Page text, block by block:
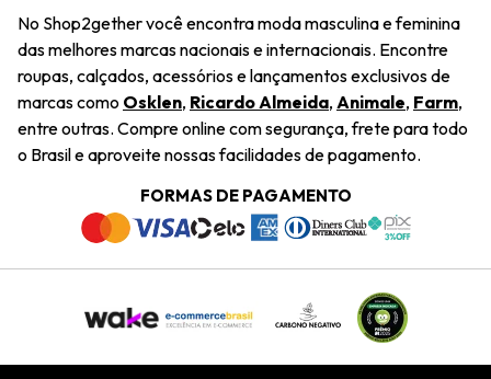
Saiu na Mídia
Sustentabilidade
Navegando
Termos e Condições
Trabalhe Conosco
Regulamento e Promoções
Wishlist
Troca Fácil
Restituição de Pagamento
Dúvidas Frequentes
Termos e Condições
Política de Privacidade
No Shop2gether você encontra moda masculina e feminina
das melhores marcas nacionais e internacionais. Encontre
roupas, calçados, acessórios e lançamentos exclusivos de
marcas como Osklen, Ricardo Almeida, Animale, Farm,
entre outras. Compre online com segurança, frete para todo
o Brasil e aproveite nossas facilidades de pagamento.
FORMAS DE PAGAMENTO